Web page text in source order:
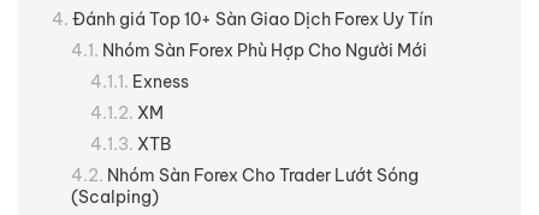
Đánh giá Top 10+ Sàn Giao Dịch Forex Uy Tín
Nhóm Sàn Forex Phù Hợp Cho Người Mới
Exness
XM
XTB
Nhóm Sàn Forex Cho Trader Lướt Sóng
(Scalping)